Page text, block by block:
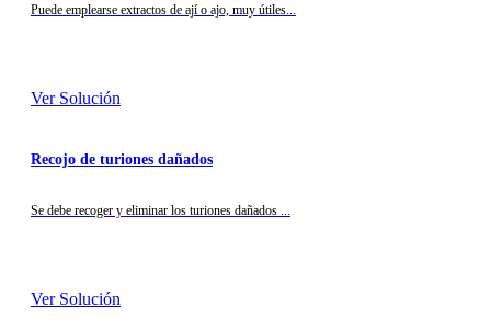
Puede emplearse extractos de ají o ajo, muy útiles...
Ver Solución
Recojo de turiones dañados
Se debe recoger y eliminar los turiones dañados ...
Ver Solución